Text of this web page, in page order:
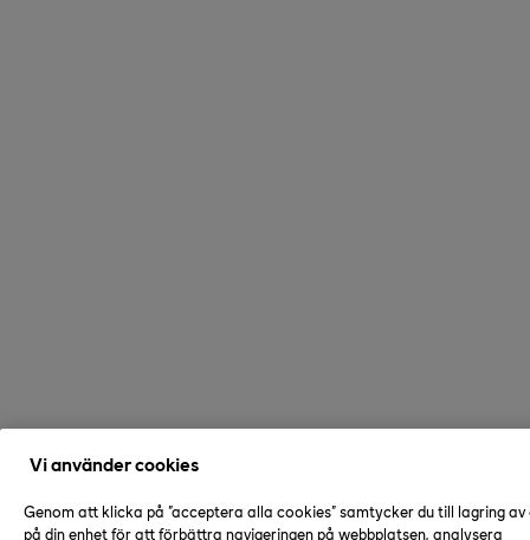
Vi använder cookies
Genom att klicka på "acceptera alla cookies" samtycker du till lagring av
på din enhet för att förbättra navigeringen på webbplatsen, analysera